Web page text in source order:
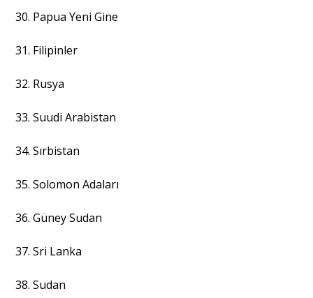
30. Papua Yeni Gine
31. Filipinler
32. Rusya
33. Suudi Arabistan
34. Sırbistan
35. Solomon Adaları
36. Güney Sudan
37. Sri Lanka
38. Sudan